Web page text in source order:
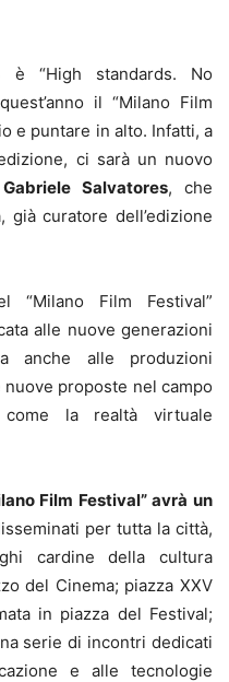
è “High standards. No
il “Milano Film
e puntare in alto. Infatti, a
ci sarà un nuovo
Gabriele Salvatores, che
già curatore dell’edizione
“Milano Film Festival”
alle nuove generazioni
anche alle produzioni
proposte nel campo
come la realtà virtuale
Film Festival” avrà un
per tutta la città,
cardine della cultura
del Cinema; piazza XXV
in piazza del Festival;
serie di incontri dedicati
e alle tecnologie